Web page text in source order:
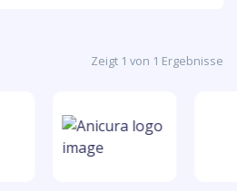
Zeigt 1 von 1 Ergebnisse